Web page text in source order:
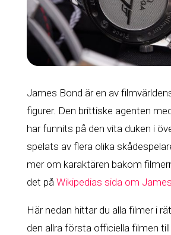
James Bond är en av
figurer. Den brittiske agenten
har funnits på den vita duken i
spelats av flera olika
mer om karaktären bakom
det på Wikipedias sida om
Här nedan hittar du alla filmer i
den allra första officiella filmen